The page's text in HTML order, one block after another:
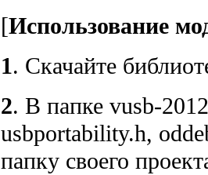
[Использование
1. Скачайте
2. В папке vusb-
usbportability.h,
папку своего